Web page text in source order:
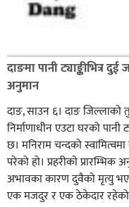
दाङमा पानी
अनुमान
दाङ, साउन ६। दाङ जिल्लाको
निर्माणाधीन एउटा घरको
छ। मनिराम चन्दको
परेको हो। प्रहरीकाे
अभावका कारण दुवैको मृत्यु
एक मजदुर र एक ठेकेदार